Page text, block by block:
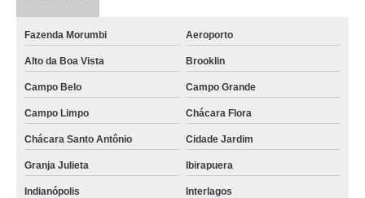
Fazenda Morumbi Aeroporto
Alto da Boa Vista Brooklin
Campo Belo Campo Grande
Campo Limpo Chácara Flora
Chácara Santo Antônio Cidade Jardim
Granja Julieta Ibirapuera
Indianópolis Interlagos